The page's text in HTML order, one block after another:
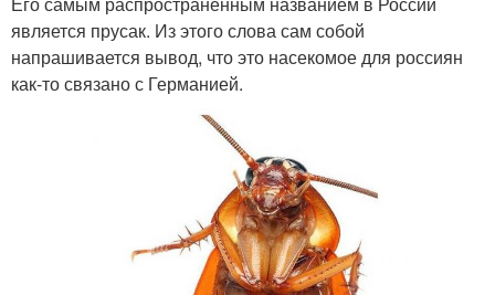
является прусак. Из этого слова сам собой
напрашивается вывод, что это насекомое для россиян
как-то связано с Германией.